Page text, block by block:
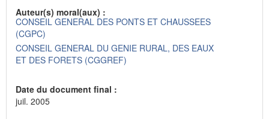
Auteur(s) moral(aux) :
CONSEIL GENERAL DES PONTS ET CHAUSSEES
(CGPC)
CONSEIL GENERAL DU GENIE RURAL, DES EAUX
ET DES FORETS (CGGREF)
Date du document final :
juil. 2005